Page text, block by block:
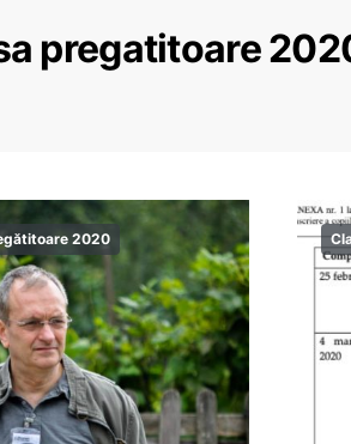
pregatitoare
2020